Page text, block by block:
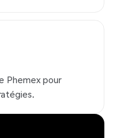
Phemex pour